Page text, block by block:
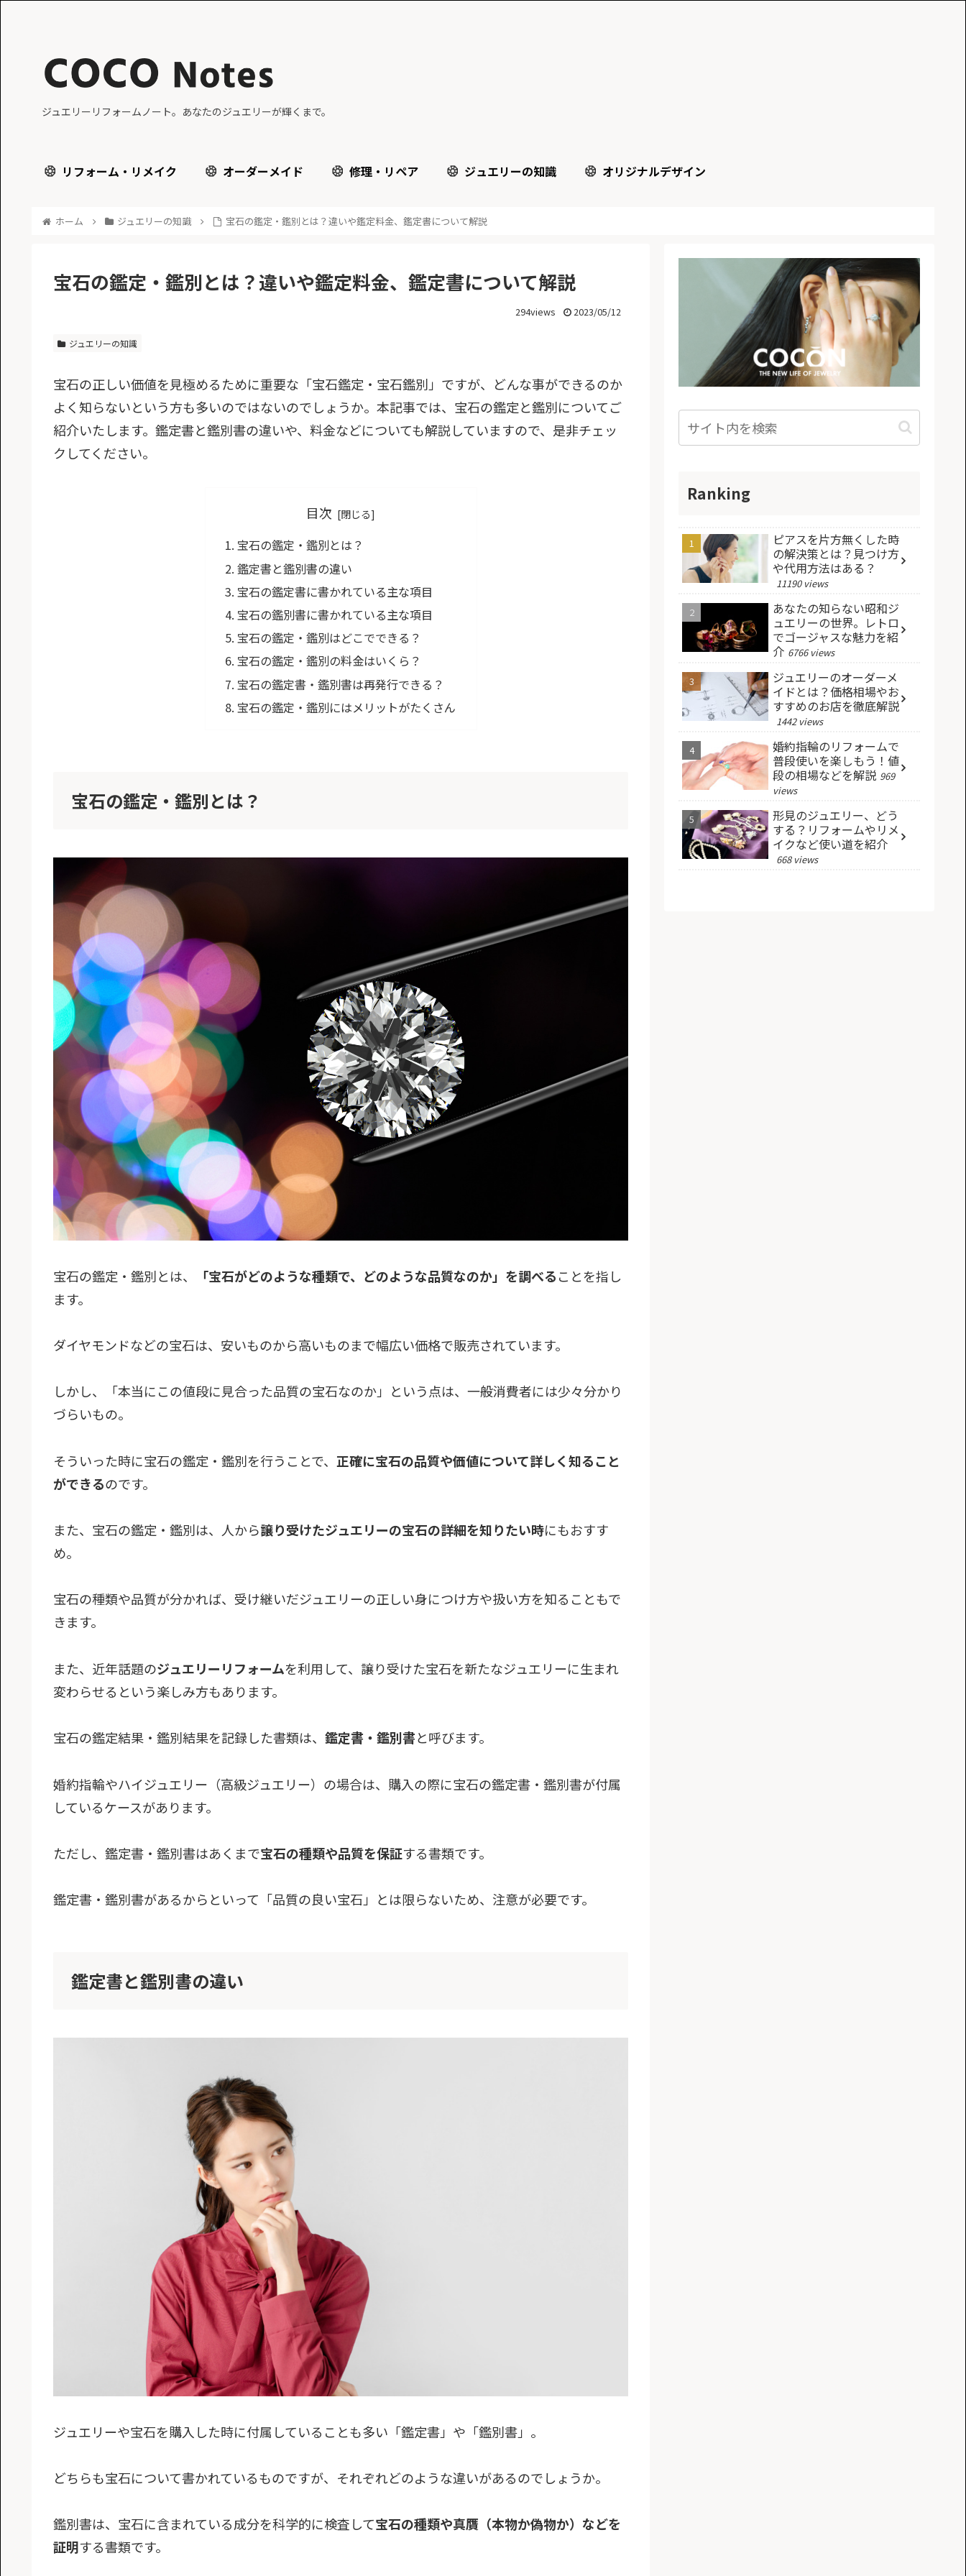
ジュエリーリフォームノート。あなたのジュエリーが輝くまで。
リフォーム・リメイク オーダーメイド 修理・リペア ジュエリーの知識 オリジナルデザイン
ホーム ジュエリーの知識 宝石の鑑定・鑑別とは？違いや鑑定料金、鑑定書について解説
宝石の鑑定・鑑別とは？違いや鑑定料金、鑑定書について解説
294views 2023/05/12
ジュエリーの知識
宝石の正しい価値を見極めるために重要な「宝石鑑定・宝石鑑別」ですが、どんな事ができるのか
よく知らないという方も多いのではないのでしょうか。本記事では、宝石の鑑定と鑑別についてご
紹介いたします。鑑定書と鑑別書の違いや、料金などについても解説していますので、是非チェッ
クしてください。
目次
宝石の鑑定・鑑別とは？
鑑定書と鑑別書の違い
宝石の鑑定書に書かれている主な項目
宝石の鑑別書に書かれている主な項目
宝石の鑑定・鑑別はどこでできる？
宝石の鑑定・鑑別の料金はいくら？
宝石の鑑定書・鑑別書は再発行できる？
宝石の鑑定・鑑別にはメリットがたくさん
宝石の鑑定・鑑別とは？
宝石の鑑定・鑑別とは、 「宝石がどのような種類で、どのような品質なのか」を調べることを指し
ます。
ダイヤモンドなどの宝石は、安いものから高いものまで幅広い価格で販売されています。
しかし、「本当にこの値段に見合った品質の宝石なのか」という点は、一般消費者には少々分かり
づらいもの。
そういった時に宝石の鑑定・鑑別を行うことで、 正確に宝石の品質や価値について詳しく知ること
ができるのです。
また、宝石の鑑定・鑑別は、人から譲り受けたジュエリーの宝石の詳細を知りたい時にもおすす
め。
宝石の種類や品質が分かれば、受け継いだジュエリーの正しい身につけ方や扱い方を知ることもで
きます。
また、近年話題のジュエリーリフォームを利用して、譲り受けた宝石を新たなジュエリーに生まれ
変わらせるという楽しみ方もあります。
宝石の鑑定結果・鑑別結果を記録した書類は、 鑑定書・鑑別書と呼びます。
婚約指輪やハイジュエリー（高級ジュエリー）の場合は、購入の際に宝石の鑑定書・鑑別書が付属
しているケースがあります。
ただし、鑑定書・鑑別書はあくまで宝石の種類や品質を保証する書類です。
鑑定書・鑑別書があるからといって「品質の良い宝石」とは限らないため、注意が必要です。
鑑定書と鑑別書の違い
ジュエリーや宝石を購入した時に付属していることも多い「鑑定書」や「鑑別書」。
どちらも宝石について書かれているものですが、それぞれどのような違いがあるのでしょうか。
鑑別書は、宝石に含まれている成分を科学的に検査して宝石の種類や真贋（本物か偽物か）などを
証明する書類です。
Ranking
ピアスを片方無くした時
の解決策とは？見つけ方
や代用方法はある？
11190 views
あなたの知らない昭和ジ
ュエリーの世界。レトロ
でゴージャスな魅力を紹
介 6766 views
ジュエリーのオーダーメ
イドとは？価格相場やお
すすめのお店を徹底解説
1442 views
婚約指輪のリフォームで
普段使いを楽しもう！値
段の相場などを解説 969
views
形見のジュエリー、どう
する？リフォームやリメ
イクなど使い道を紹介
668 views